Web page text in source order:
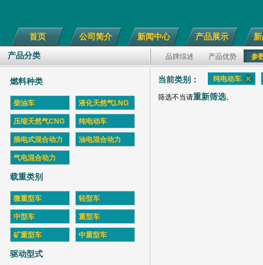
首页 公司简介 新闻中心 产品展示
产品分类 品牌综述 产品优势 参
燃料种类
柴油车 液化天然气LNG
压缩天然气CNG 纯电动车
插电式混合动力 油电混合动力
气电混合动力
载重类别
微重型车 轻型车
中型车 重型车
矿重型车 中重型车
驱动型式
当前类别： 纯电动车
筛选不当请重新筛选。